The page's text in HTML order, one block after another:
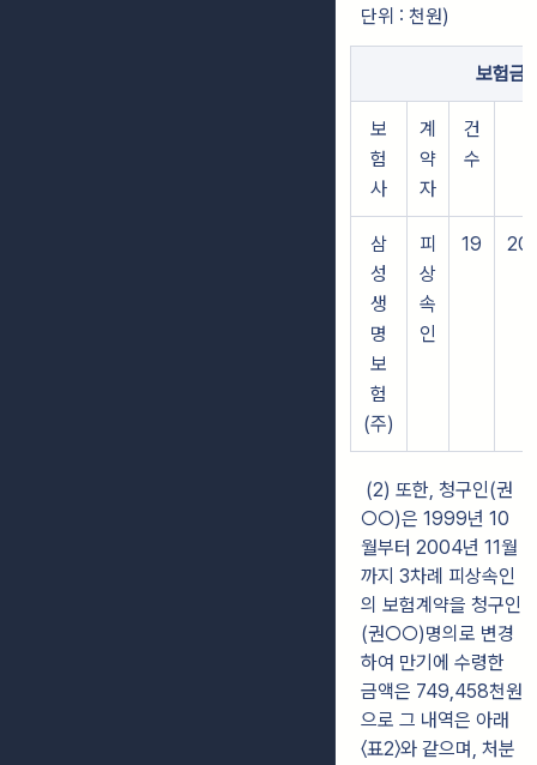
단위 : 천원)
보험금
보
험
사
계
약
자
건
수
삼
성
생
명
보
험
(주)
피
상
속
인
19
(2) 또한, 청구인(권
○○)은 1999년 10
월부터 2004년 11월
까지 3차례 피상속인
의 보험계약을 청구인
(권○○)명의로 변경
하여 만기에 수령한
금액은 749,458천원
으로 그 내역은 아래
〈표2〉와 같으며, 처분